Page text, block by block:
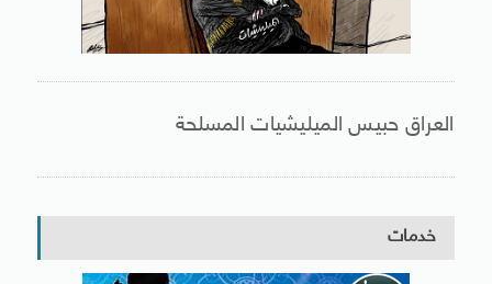
العراق حبيس الميليشيات المسلحة
خدمات